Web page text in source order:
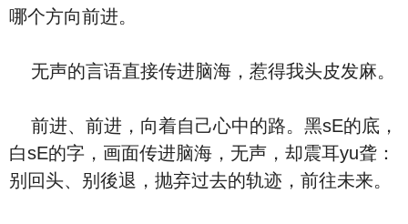
哪个方向前进。
无声的言语直接传进脑海，惹得我头皮发麻。
前进、前进，向着自己心中的路。黑sE的底，
白sE的字，画面传进脑海，无声，却震耳yu聋：
别回头、别後退，抛弃过去的轨迹，前往未来。